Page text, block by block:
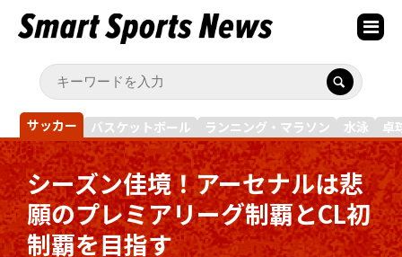
サッカー バスケットボール ランニング・マラソン 水泳 卓
シーズン佳境！アーセナルは悲
願のプレミアリーグ制覇とCL初
制覇を目指す